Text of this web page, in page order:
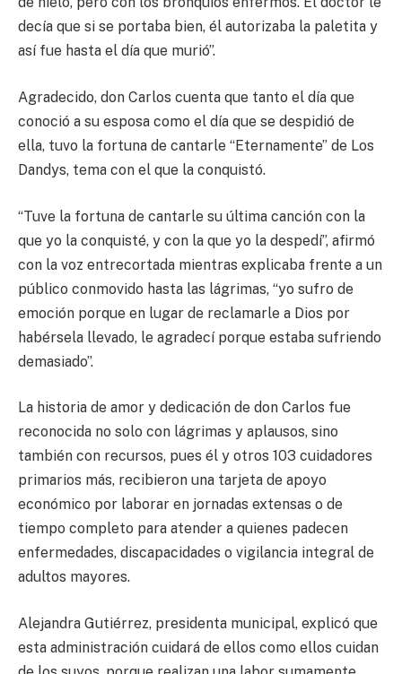
decía que si se portaba bien, él autorizaba la paletita y
así fue hasta el día que murió”.
Agradecido, don Carlos cuenta que tanto el día que
conoció a su esposa como el día que se despidió de
ella, tuvo la fortuna de cantarle “Eternamente” de Los
Dandys, tema con el que la conquistó.
“Tuve la fortuna de cantarle su última canción con la
que yo la conquisté, y con la que yo la despedí”, afirmó
con la voz entrecortada mientras explicaba frente a un
público conmovido hasta las lágrimas, “yo sufro de
emoción porque en lugar de reclamarle a Dios por
habérsela llevado, le agradecí porque estaba sufriendo
demasiado”.
La historia de amor y dedicación de don Carlos fue
reconocida no solo con lágrimas y aplausos, sino
también con recursos, pues él y otros 103 cuidadores
primarios más, recibieron una tarjeta de apoyo
económico por laborar en jornadas extensas o de
tiempo completo para atender a quienes padecen
enfermedades, discapacidades o vigilancia integral de
adultos mayores.
Alejandra Gutiérrez, presidenta municipal, explicó que
esta administración cuidará de ellos como ellos cuidan